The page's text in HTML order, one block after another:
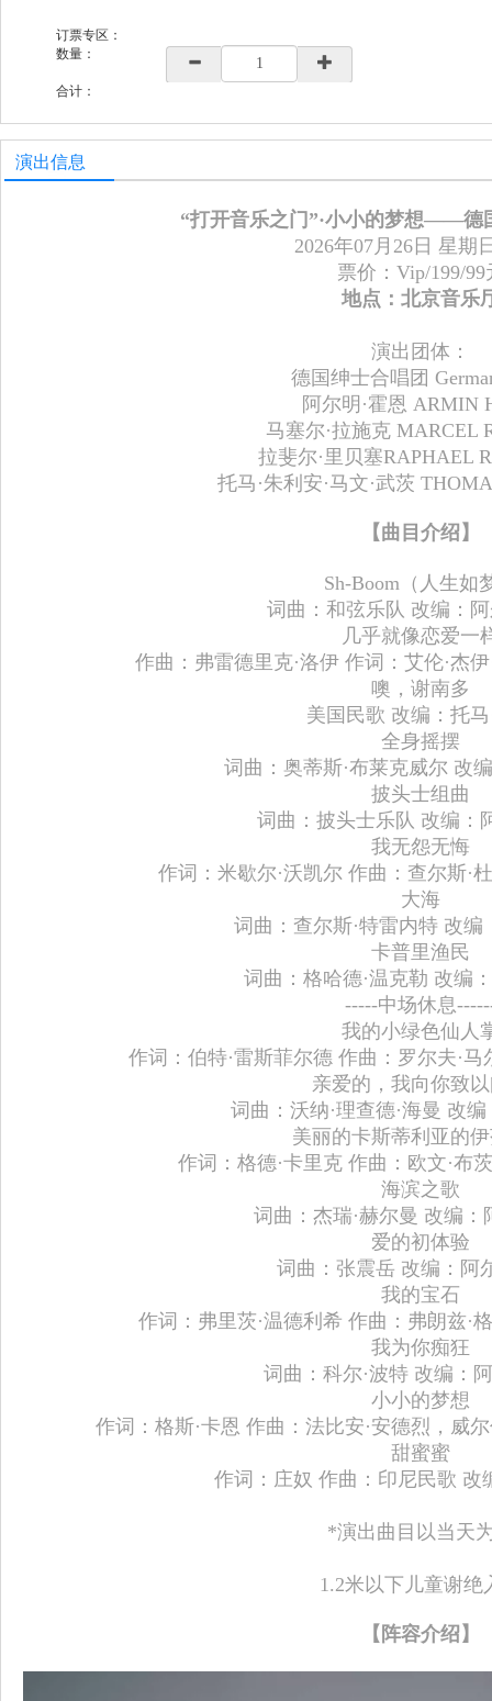
订票专区：
数量：
合计：
演出信息
“打开音乐之门”·小小的梦想——德
2026年07月26日 星期
票价：Vip/199/99
地点：北京音乐
演出团体：
德国绅士合唱团
阿尔明·霍恩 ARMIN
马塞尔·拉施克 MARCEL
拉斐尔·里贝塞RAPHAEL
托马·朱利安·马文·武茨
【曲目介绍】
Sh-Boom（人生如
词曲：和弦乐队 改编：阿
几乎就像恋爱一
作曲：弗雷德里克·洛伊 作词：艾伦·杰
噢，谢南多
美国民歌 改编：托马
全身摇摆
词曲：奥蒂斯·布莱克威尔 改
披头士组曲
词曲：披头士乐队 改编：
我无怨无悔
作词：米歇尔·沃凯尔 作曲：查尔斯·
大海
词曲：查尔斯·特雷内特 改编
卡普里渔民
词曲：格哈德·温克勒 改编
-----中场休息
我的小绿色仙人
作词：伯特·雷斯菲尔德 作曲：罗尔夫·
亲爱的，我向你致
词曲：沃纳·理查德·海曼 改
美丽的卡斯蒂利亚的
作词：格德·卡里克 作曲：欧文·布
海滨之歌
词曲：杰瑞·赫尔曼 改编：
爱的初体验
词曲：张震岳 改编：阿
我的宝石
作词：弗里茨·温德利希 作曲：弗朗兹·
我为你痴狂
词曲：科尔·波特 改编：
小小的梦想
作词：格斯·卡恩 作曲：法比安·安德烈，威
甜蜜蜜
作词：庄奴 作曲：印尼民歌 改
*演出曲目以当天
1.2米以下儿童谢绝
【阵容介绍】